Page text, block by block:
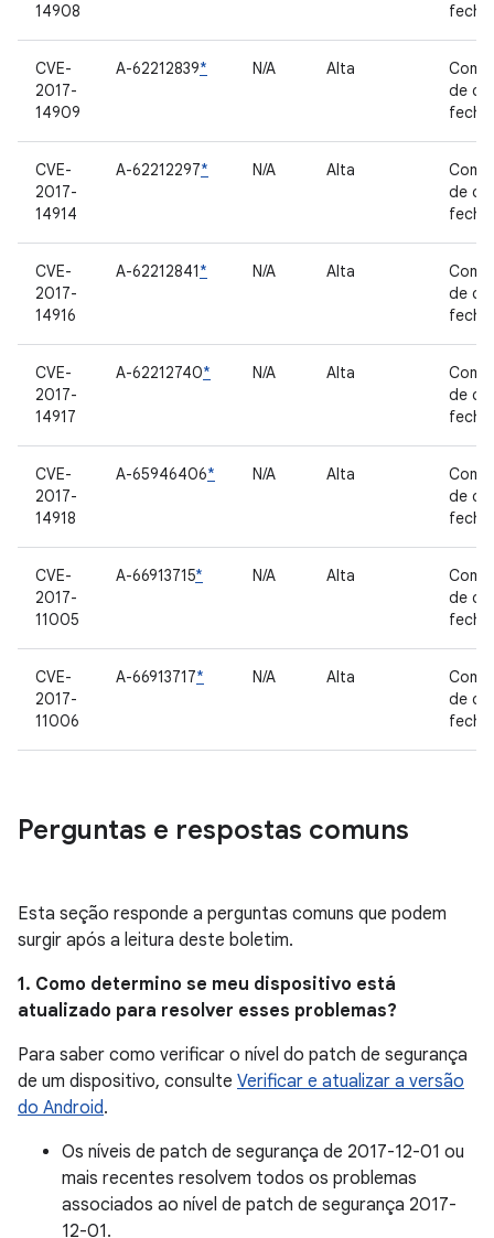
14908
CVE-
2017-
14909
A-62212839* N/A Alta
de
CVE-
2017-
14914
A-62212297* N/A Alta
de
CVE-
2017-
14916
A-62212841* N/A Alta
de
CVE-
2017-
14917
A-62212740* N/A Alta
de
CVE-
2017-
14918
A-65946406* N/A Alta
de
CVE-
2017-
11005
A-66913715* N/A Alta
de
CVE-
2017-
11006
A-66913717* N/A Alta
de
Perguntas e respostas comuns
Esta seção responde a perguntas comuns que podem
surgir após a leitura deste boletim.
1. Como determino se meu dispositivo está
atualizado para resolver esses problemas?
Para saber como verificar o nível do patch de segurança
de um dispositivo, consulte Verificar e atualizar a versão
do Android.
Os níveis de patch de segurança de 2017-12-01 ou
mais recentes resolvem todos os problemas
associados ao nível de patch de segurança 2017-
12-01.